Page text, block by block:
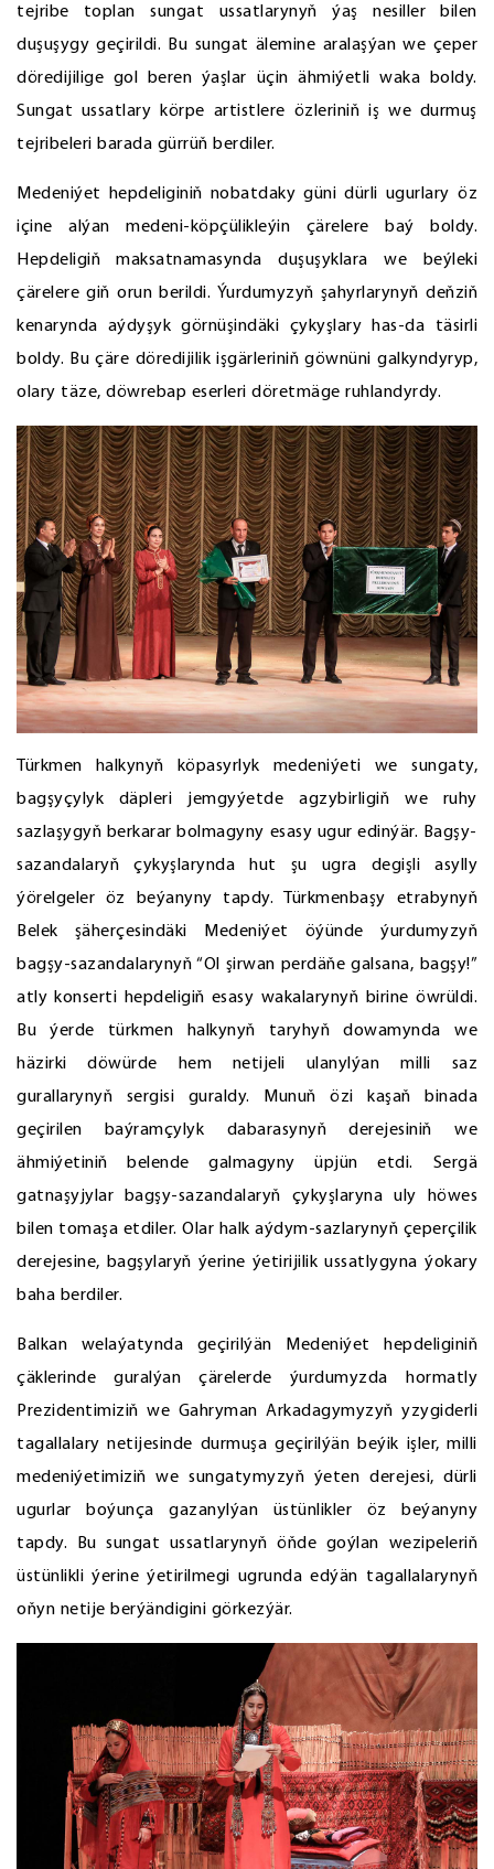
tejribe toplan sungat ussatlarynyň ýaş nesiller bilen
duşuşygy geçirildi. Bu sungat älemine aralaşýan we çeper
döredijilige gol beren ýaşlar üçin ähmiýetli waka boldy.
Sungat ussatlary körpe artistlere özleriniň iş we durmuş
tejribeleri barada gürrüň berdiler.
Medeniýet hepdeliginiň nobatdaky güni dürli ugurlary öz
içine alýan medeni-köpçülikleýin çärelere baý boldy.
Hepdeligiň maksatnamasynda duşuşyklara we beýleki
çärelere giň orun berildi. Ýurdumyzyň şahyrlarynyň deňziň
kenarynda aýdyşyk görnüşindäki çykyşlary has-da täsirli
boldy. Bu çäre döredijilik işgärleriniň göwnüni galkyndyryp,
olary täze, döwrebap eserleri döretmäge ruhlandyrdy.
Türkmen halkynyň köpasyrlyk medeniýeti we sungaty,
bagşyçylyk däpleri jemgyýetde agzybirligiň we ruhy
sazlaşygyň berkarar bolmagyny esasy ugur edinýär. Bagşy-
sazandalaryň çykyşlarynda hut şu ugra degişli asylly
ýörelgeler öz beýanyny tapdy. Türkmenbaşy etrabynyň
Belek şäherçesindäki Medeniýet öýünde ýurdumyzyň
bagşy-sazandalarynyň “Ol şirwan perdäňe galsana, bagşy!”
atly konserti hepdeligiň esasy wakalarynyň birine öwrüldi.
Bu ýerde türkmen halkynyň taryhyň dowamynda we
häzirki döwürde hem netijeli ulanylýan milli saz
gurallarynyň sergisi guraldy. Munuň özi kaşaň binada
geçirilen baýramçylyk dabarasynyň derejesiniň we
ähmiýetiniň belende galmagyny üpjün etdi. Sergä
gatnaşyjylar bagşy-sazandalaryň çykyşlaryna uly höwes
bilen tomaşa etdiler. Olar halk aýdym-sazlarynyň çeperçilik
derejesine, bagşylaryň ýerine ýetirijilik ussatlygyna ýokary
baha berdiler.
Balkan welaýatynda geçirilýän Medeniýet hepdeliginiň
çäklerinde guralýan çärelerde ýurdumyzda hormatly
Prezidentimiziň we Gahryman Arkadagymyzyň yzygiderli
tagallalary netijesinde durmuşa geçirilýän beýik işler, milli
medeniýetimiziň we sungatymyzyň ýeten derejesi, dürli
ugurlar boýunça gazanylýan üstünlikler öz beýanyny
tapdy. Bu sungat ussatlarynyň öňde goýlan wezipeleriň
üstünlikli ýerine ýetirilmegi ugrunda edýän tagallalarynyň
oňyn netije berýändigini görkezýär.